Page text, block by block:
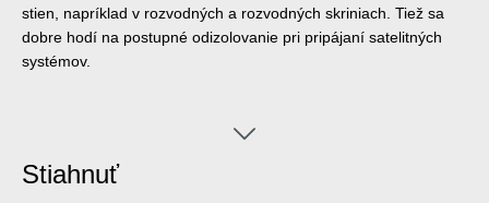
stien, napríklad v rozvodných a rozvodných skriniach. Tiež sa
dobre hodí na postupné odizolovanie pri pripájaní satelitných
systémov.
Stiahnuť